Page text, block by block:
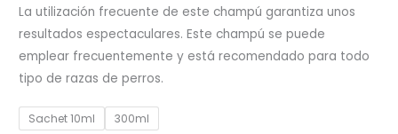
La utilización frecuente de este champú garantiza unos
resultados espectaculares. Este champú se puede
emplear frecuentemente y está recomendado para todo
tipo de razas de perros.
Sachet 10ml 300ml